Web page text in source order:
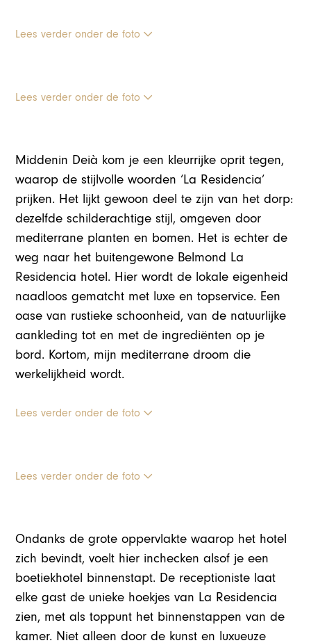
Lees verder onder de foto
Lees verder onder de foto
Middenin Deià kom je een kleurrijke oprit tegen,
waarop de stijlvolle woorden ‘La Residencia’
prijken. Het lijkt gewoon deel te zijn van het dorp:
dezelfde schilderachtige stijl, omgeven door
mediterrane planten en bomen. Het is echter de
weg naar het buitengewone Belmond La
Residencia hotel. Hier wordt de lokale eigenheid
naadloos gematcht met luxe en topservice. Een
oase van rustieke schoonheid, van de natuurlijke
aankleding tot en met de ingrediënten op je
bord. Kortom, mijn mediterrane droom die
werkelijkheid wordt.
Lees verder onder de foto
Lees verder onder de foto
Ondanks de grote oppervlakte waarop het hotel
zich bevindt, voelt hier inchecken alsof je een
boetiekhotel binnenstapt. De receptioniste laat
elke gast de unieke hoekjes van La Residencia
zien, met als toppunt het binnenstappen van de
kamer. Niet alleen door de kunst en luxueuze